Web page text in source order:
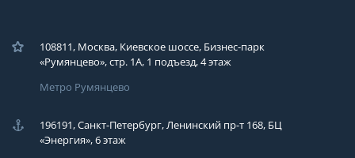
108811, Москва, Киевское шоссе, Бизнес-парк
«Румянцево», стр. 1А, 1 подъезд, 4 этаж
Метро Румянцево
196191, Санкт-Петербург, Ленинский пр-т 168, БЦ
«Энергия», 6 этаж